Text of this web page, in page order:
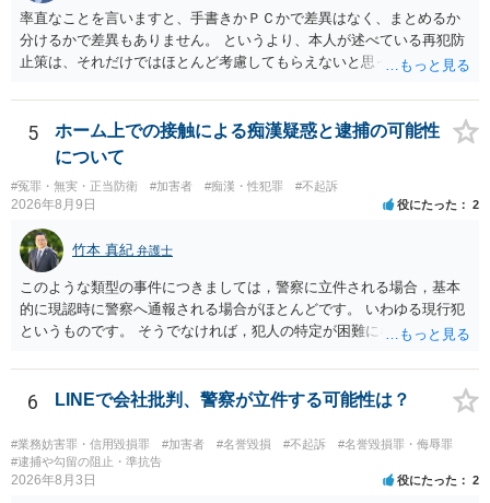
率直なことを言いますと、手書きかＰＣかで差異はなく、まとめるか
分けるかで差異もありません。 というより、本人が述べている再犯防
止策は、それだけではほとんど考慮してもらえないと思った方が良い
やカウンセリング・治療の内容 ・利用している再犯防止策（例えば保
護観察所と連携した職業支援の内容や具体的な就労・監督状況） ・監
督者の証言 など、証拠で担保された客観性と実現可能性があるもので
あれば本人の反省の言葉だけで十分であり、実刑となるか微妙な事案
では、本人が再発防止策をいくら述べてもほとんど効果は望めないと
いうのが実感です。
5
ホーム上での接触による痴漢疑惑と逮捕の可能性
について
#冤罪・無実・正当防衛 #加害者 #痴漢・性犯罪 #不起訴
2026年8月9日 役にたった 2
竹本 真紀 弁護士
このような類型の事件につきましては，警察に立件される場合，基本
的に現認時に警察へ通報される場合がほとんどです。 いわゆる現行犯
というものです。 そうでなければ，犯人の特定が困難になってしまい
（事件性）とともに，誰の行為かの判断がされる（犯人性）が必要な
のですが，現認時に警察が臨場できる場合以外は，基本的に犯人性を
有していて警察に把握されていれば別ですが，そのような方は，この
ような場所に質問を掲げてくることはありません。心配・不安になる
ことはよくわかるのですが，心配・不安を感じている方は，警察に把
6 LINEで会社批判、警察が立件する可能性は？
#業務妨害罪・信用毀損罪 #加害者 #名誉毀損 #不起訴
#名誉毀損罪・侮辱罪
#逮捕や勾留の阻止・準抗告
2026年8月3日 役にたった 2